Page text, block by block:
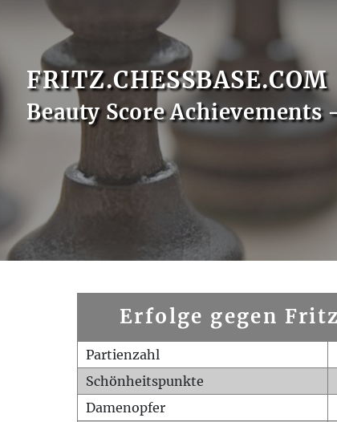
FRITZ.CHESSBASE.COM
Beauty Score
Erfolge gegen Fritz
Partienzahl
Schönheitspunkte
Damenopfer